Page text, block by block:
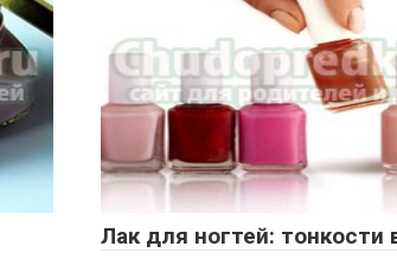
Лак для ногтей: тонкости